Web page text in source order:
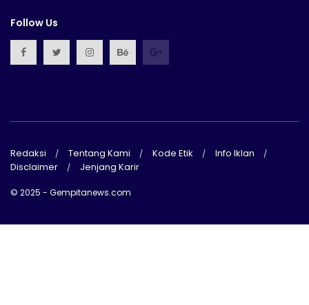
Follow Us
Redaksi Tentang Kami Kode Etik
Info Iklan
Disclaimer
Jenjang Karir
© 2025 - Gempitanews.com